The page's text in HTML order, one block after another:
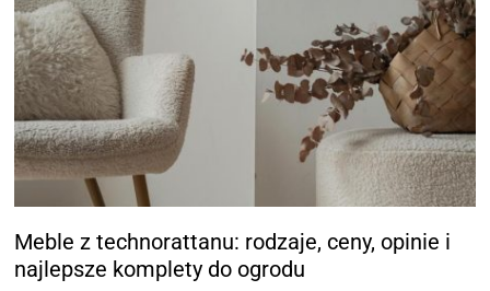
Meble z technorattanu: rodzaje, ceny, opinie i
najlepsze komplety do ogrodu